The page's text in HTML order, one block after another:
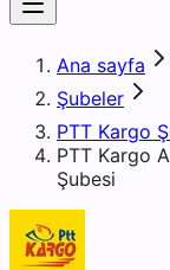
Ana sayfa
Şubeler
PTT Kargo
PTT Kargo
Şubesi